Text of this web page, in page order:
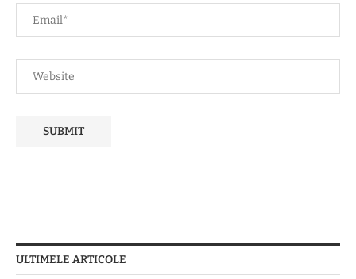
ULTIMELE ARTICOLE